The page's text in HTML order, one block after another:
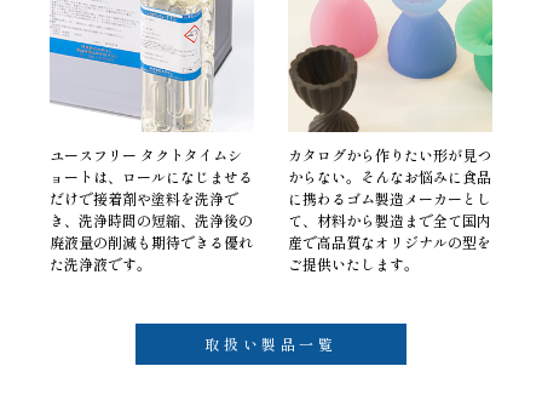
ユースフリー タクトタイムシ
ョートは、ロールになじませる
だけで接着剤や塗料を洗浄で
き、洗浄時間の短縮、洗浄後の
廃液量の削減も期待できる優れ
た洗浄液です。
カタログから作りたい形が見つ
からない。そんなお悩みに食品
に携わるゴム製造メーカーとし
て、材料から製造まで全て国内
産で高品質なオリジナルの型を
ご提供いたします。
取扱い製品一覧